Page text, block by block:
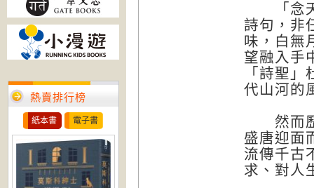
熱賣排行榜
紙本書 電子書
「念天
詩句，非
味，白無
望融入手
「詩聖
代山河的
然而歷
盛唐迎面
流傳千古
求、對人